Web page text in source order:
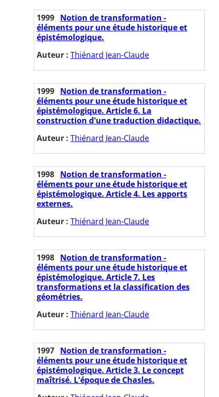
1999 Notion de transformation -
éléments pour une étude historique et
épistémologique.
Auteur : Thiénard Jean-Claude
1999 Notion de transformation -
éléments pour une étude historique et
épistémologique. Article 6. La
construction d'une traduction didactique.
Auteur : Thiénard Jean-Claude
1998 Notion de transformation -
éléments pour une étude historique et
épistémologique. Article 4. Les apports
externes.
Auteur : Thiénard Jean-Claude
1998 Notion de transformation -
éléments pour une étude historique et
épistémologique. Article 7. Les
transformations et la classification des
géométries.
Auteur : Thiénard Jean-Claude
1997 Notion de transformation -
éléments pour une étude historique et
épistémologique. Article 3. Le concept
maîtrisé. L'époque de Chasles.